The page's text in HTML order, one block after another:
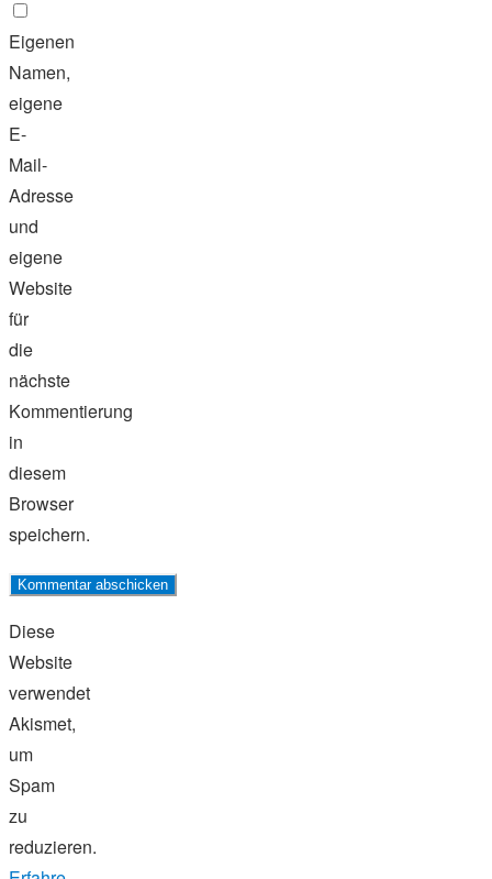
Eigenen
Namen,
eigene
E-
Mail-
Adresse
und
eigene
Website
für
die
nächste
Kommentierung
in
diesem
Browser
speichern.
Diese
Website
verwendet
Akismet,
um
Spam
zu
reduzieren.